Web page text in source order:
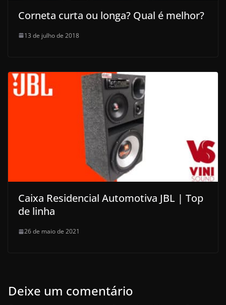
Corneta curta ou longa? Qual é melhor?
13 de julho de 2018
Caixa Residencial Automotiva JBL | Top
de linha
26 de maio de 2021
Deixe um comentário